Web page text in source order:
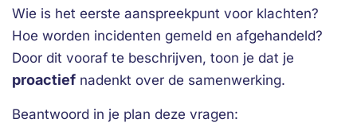
Wie is het eerste aanspreekpunt voor klachten?
Hoe worden incidenten gemeld en afgehandeld?
Door dit vooraf te beschrijven, toon je dat je
proactief nadenkt over de samenwerking.
Beantwoord in je plan deze vragen: